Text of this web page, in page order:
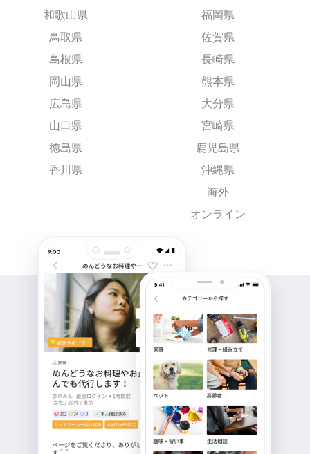
和歌山県
鳥取県
島根県
岡山県
広島県
山口県
徳島県
香川県
福岡県
佐賀県
長崎県
熊本県
大分県
宮崎県
鹿児島県
沖縄県
海外
オンライン